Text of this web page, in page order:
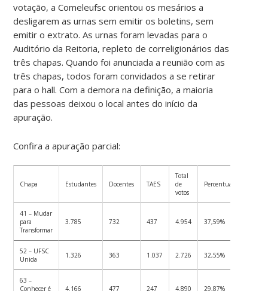
votação, a Comeleufsc orientou os mesários a
desligarem as urnas sem emitir os boletins, sem
emitir o extrato. As urnas foram levadas para o
Auditório da Reitoria, repleto de correligionários das
três chapas. Quando foi anunciada a reunião com as
três chapas, todos foram convidados a se retirar
para o hall. Com a demora na definição, a maioria
das pessoas deixou o local antes do início da
apuração.
Confira a apuração parcial:
Chapa Estudantes Docentes TAES
Total
de
votos
Percentual
41 – Mudar
para
Transformar
3.785 732 437 4.954 37,59%
52 – UFSC
Unida
1.326 363 1.037 2.726 32,55%
63 –
Conhecer é
4.166 477 247 4.890 29,87%